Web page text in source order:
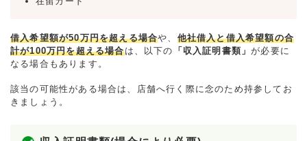
借入希望額が50万円を超える場合や、 他社借入と借入希望額の合
計が100万円を超える場合は、以下の 「収入証明書類」が必要に
なる場合もあります。
該当の可能性がある場合は、店舗へ行く際に念のため持参してお
きましょう。